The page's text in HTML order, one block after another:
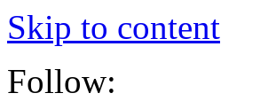
Skip to content
Follow: